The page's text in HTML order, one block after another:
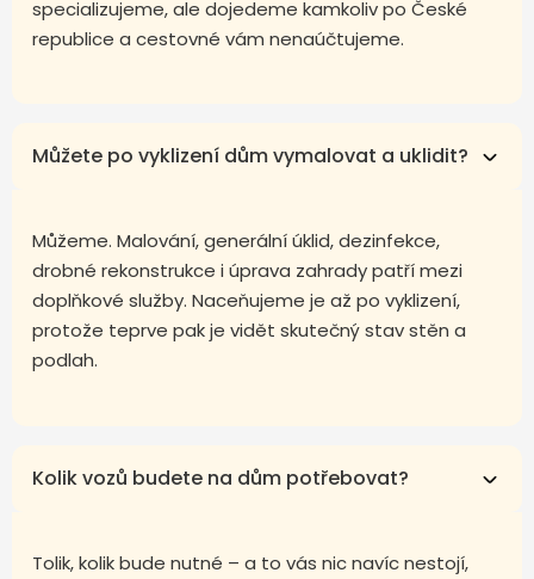
specializujeme, ale dojedeme kamkoliv po České
republice a cestovné vám nenaúčtujeme.
Můžete po vyklizení dům vymalovat a uklidit?
Můžeme. Malování, generální úklid, dezinfekce,
drobné rekonstrukce i úprava zahrady patří mezi
doplňkové služby. Naceňujeme je až po vyklizení,
protože teprve pak je vidět skutečný stav stěn a
podlah.
Kolik vozů budete na dům potřebovat?
Tolik, kolik bude nutné – a to vás nic navíc nestojí,